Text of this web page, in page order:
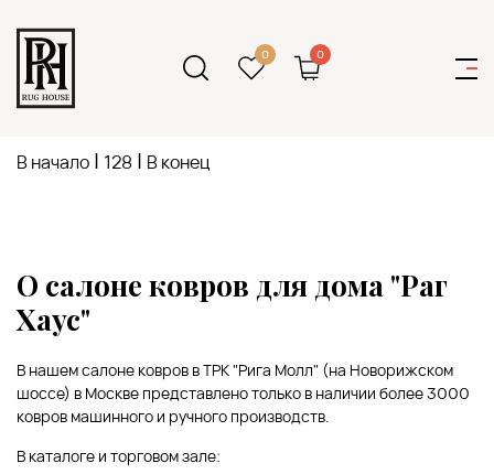
0 0
В начало | 128 | В конец
О салоне ковров для дома "Раг
Хаус"
В нашем салоне ковров в ТРК "Рига Молл" (на Новорижском
шоссе) в Москве представлено только в наличии более 3000
ковров машинного и ручного производств.
В каталоге и торговом зале: